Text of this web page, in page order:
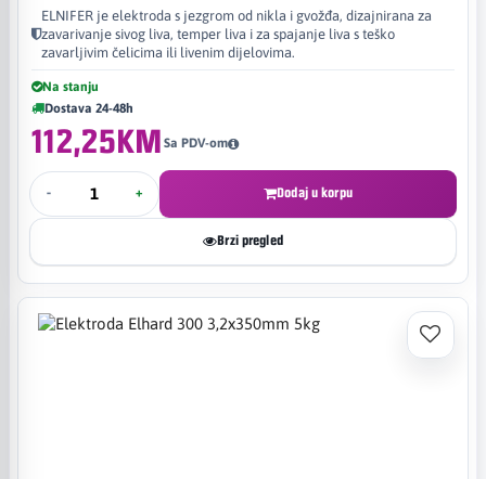
ELNIFER je elektroda s jezgrom od nikla i gvožđa, dizajnirana za
zavarivanje sivog liva, temper liva i za spajanje liva s teško
zavarljivim čelicima ili livenim dijelovima. ​
Na stanju
Dostava 24-48h
112,25KM Sa PDV-om
- + Dodaj u korpu
Brzi pregled